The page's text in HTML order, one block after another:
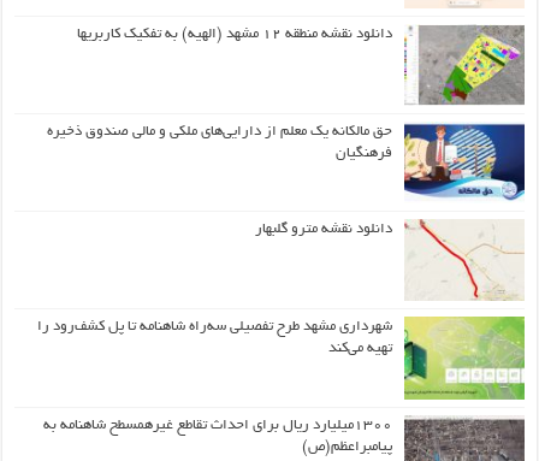
دانلود نقشه منطقه ۱۲ مشهد (الهیه) به تفکیک کاربریها
حق مالکانه یک معلم از دارایی‌های ملکی و مالی صندوق ذخیره
فرهنگیان
دانلود نقشه مترو گلبهار
شهرداری مشهد طرح تفصیلی سه‌راه شاهنامه تا پل کشف‌رود را
تهیه می‌کند
۱۳۰۰میلیارد ریال برای احداث تقاطع غیرهمسطح شاهنامه به
پیامبراعظم(ص)